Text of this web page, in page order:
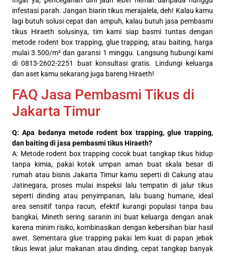
infestasi parah. Jangan biarin tikus merajalela, deh! Kalau kamu
lagi butuh solusi cepat dan ampuh, kalau butuh jasa pembasmi
tikus Hiraeth solusinya, tim kami siap basmi tuntas dengan
metode rodent box trapping, glue trapping, atau baiting, harga
mulai 3.500/m² dan garansi 1 minggu. Langsung hubungi kami
di 0813-2602-2251 buat konsultasi gratis. Lindungi keluarga
dan aset kamu sekarang juga bareng Hiraeth!
FAQ Jasa Pembasmi Tikus di
Jakarta Timur
Q: Apa bedanya metode rodent box trapping, glue trapping,
dan baiting di jasa pembasmi tikus Hiraeth?
A: Metode rodent box trapping cocok buat tangkap tikus hidup
tanpa kimia, pakai kotak umpan aman buat skala besar di
rumah atau bisnis Jakarta Timur kamu seperti di Cakung atau
Jatinegara, proses mulai inspeksi lalu tempatin di jalur tikus
seperti dinding atau penyimpanan, lalu buang humane, ideal
area sensitif tanpa racun, efektif kurangi populasi tanpa bau
bangkai, Mineth sering saranin ini buat keluarga dengan anak
karena minim risiko, kombinasikan dengan kebersihan biar hasil
awet. Sementara glue trapping pakai lem kuat di papan jebak
tikus lewat jalur makanan atau dinding, cepat tangkap banyak